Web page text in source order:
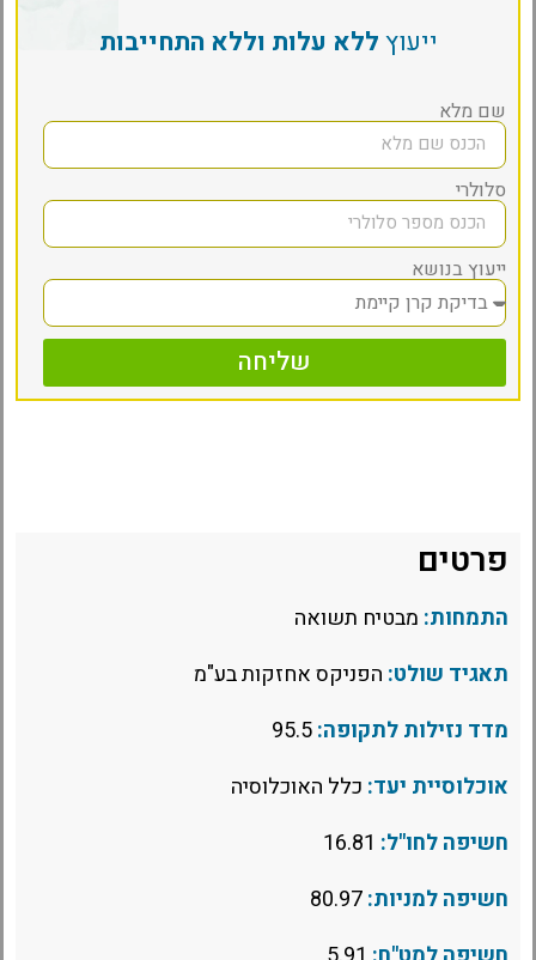
ייעוץללא עלות וללא התחייבות
שם מלא
סלולרי
ייעוץ בנושא
שליחה
פרטים
התמחות: מבטיח תשואה
תאגיד שולט: הפניקס אחזקות בע"מ
מדד נזילות לתקופה:
אוכלוסיית יעד: כלל האוכלוסיה
חשיפה לחו"ל:
חשיפה למניות: